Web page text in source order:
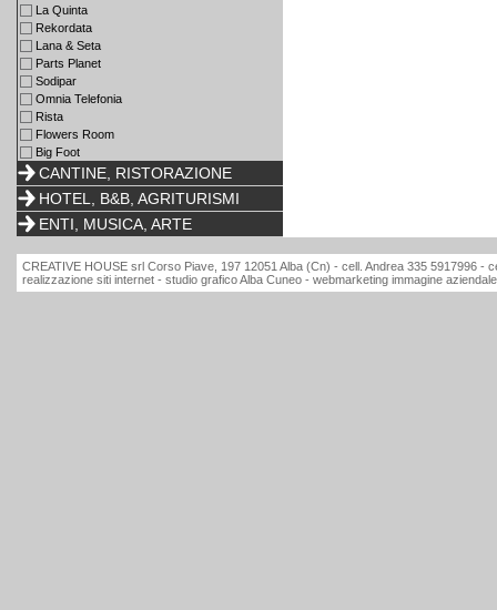
La Quinta
Rekordata
Lana & Seta
Parts Planet
Sodipar
Omnia Telefonia
Rista
Flowers Room
Big Foot
CANTINE, RISTORAZIONE
HOTEL, B&B, AGRITURISMI
ENTI, MUSICA, ARTE
CREATIVE HOUSE srl Corso Piave, 197 12051 Alba (Cn) - cell. Andrea 335 5917996
realizzazione siti internet - studio grafico Alba Cuneo - webmarketing immagine